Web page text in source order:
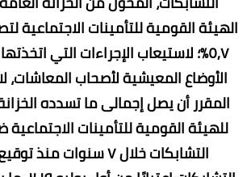
٥,٧٪؛ لاستيعاب الإجراءات التي
الأوضاع المعيشية لأصحاب المعاشات،
المقرر أن يصل إجمالى ما تسدده
للهيئة القومية للتأمينات
التشابكات خلال ٧ سنوات